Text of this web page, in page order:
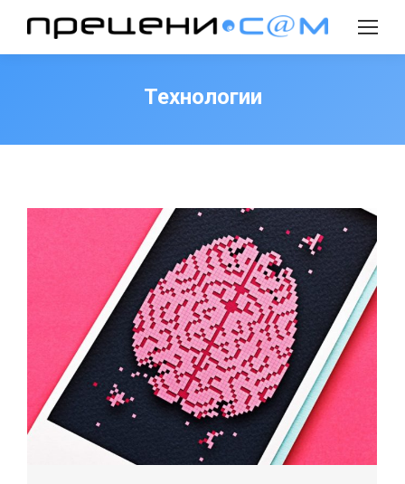
Search:
Технологии